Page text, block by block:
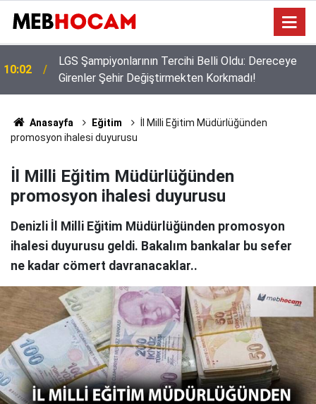
09:02
Bakan Yusuf Tekin Başkanlığında Şırnak’ta 81 İl
Müdürüyle Eğitim Zirvesi
Anasayfa Eğitim
İl Milli Eğitim Müdürlüğünden
promosyon ihalesi duyurusu
İl Milli Eğitim Müdürlüğünden
promosyon ihalesi duyurusu
Denizli İl Milli Eğitim Müdürlüğünden promosyon
ihalesi duyurusu geldi. Bakalım bankalar bu sefer
ne kadar cömert davranacaklar..